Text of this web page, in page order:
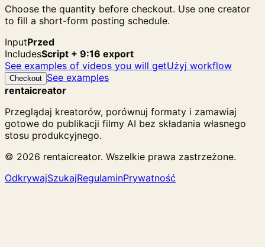
Choose the quantity before checkout. Use one creator
to fill a short-form posting schedule.
InputPrzed
IncludesScript + 9:16 export
See examples of videos you will getUżyj workflow
Checkout See examples
rentaicreator
Przeglądaj kreatorów, porównuj formaty i zamawiaj
gotowe do publikacji filmy AI bez składania własnego
stosu produkcyjnego.
© 2026 rentaicreator. Wszelkie prawa zastrzeżone.
OdkrywajSzukajRegulaminPrywatność